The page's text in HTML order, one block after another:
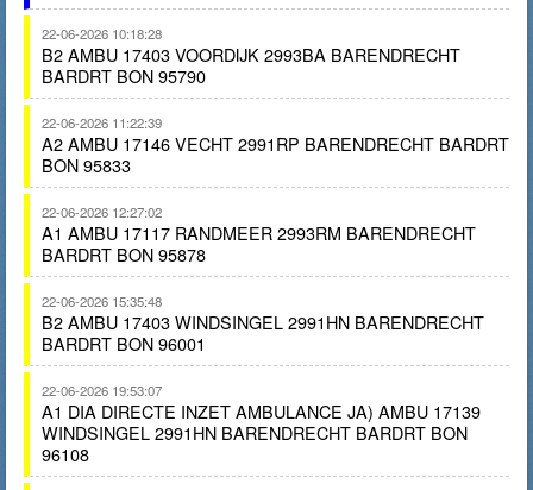
22-06-2026 10:18:28
B2 AMBU 17403 VOORDIJK 2993BA BARENDRECHT
BARDRT BON 95790
22-06-2026 11:22:39
A2 AMBU 17146 VECHT 2991RP BARENDRECHT BARDRT
BON 95833
22-06-2026 12:27:02
A1 AMBU 17117 RANDMEER 2993RM BARENDRECHT
BARDRT BON 95878
22-06-2026 15:35:48
B2 AMBU 17403 WINDSINGEL 2991HN BARENDRECHT
BARDRT BON 96001
22-06-2026 19:53:07
A1 DIA DIRECTE INZET AMBULANCE JA) AMBU 17139
WINDSINGEL 2991HN BARENDRECHT BARDRT BON
96108